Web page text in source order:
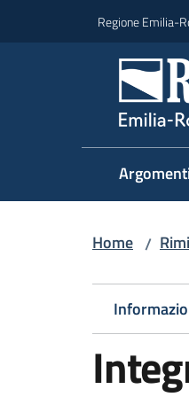
Regione Emilia-
Home /